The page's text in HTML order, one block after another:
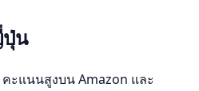
น
ะแนนสูงบน Amazon และ